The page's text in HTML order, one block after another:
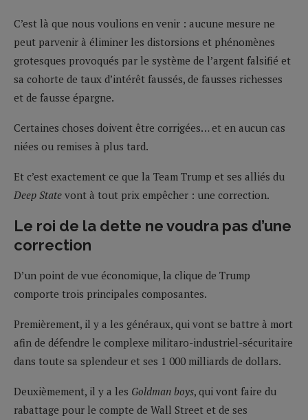
C’est là que nous voulions en venir : aucune mesure ne
peut parvenir à éliminer les distorsions et phénomènes
grotesques provoqués par le système de l’argent falsifié et
sa cohorte de taux d’intérêt faussés, de fausses richesses
et de fausse épargne.
Certaines choses doivent être corrigées… et en aucun cas
niées ou remises à plus tard.
Et c’est exactement ce que la Team Trump et ses alliés du
Deep State vont à tout prix empêcher : une correction.
Le roi de la dette ne voudra pas d’une
correction
D’un point de vue économique, la clique de Trump
comporte trois principales composantes.
Premièrement, il y a les généraux, qui vont se battre à mort
afin de défendre le complexe militaro-industriel-sécuritaire
dans toute sa splendeur et ses 1 000 milliards de dollars.
Deuxièmement, il y a les Goldman boys, qui vont faire du
rabattage pour le compte de Wall Street et de ses